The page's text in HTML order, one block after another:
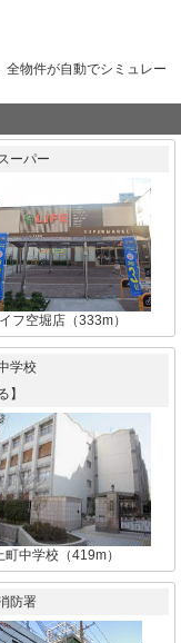
全物件が自動でシミュレー
ーパー
フ空堀店（333m）
学校
】
町中学校（419m）
防署